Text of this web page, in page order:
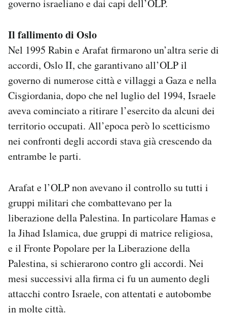
governo israeliano e dai capi dell’OLP.
Il fallimento di Oslo
Nel 1995 Rabin e Arafat firmarono un’altra serie di
accordi, Oslo II, che garantivano all’OLP il
governo di numerose città e villaggi a Gaza e nella
Cisgiordania, dopo che nel luglio del 1994, Israele
aveva cominciato a ritirare l’esercito da alcuni dei
territorio occupati. All’epoca però lo scetticismo
nei confronti degli accordi stava già crescendo da
entrambe le parti.
Arafat e l’OLP non avevano il controllo su tutti i
gruppi militari che combattevano per la
liberazione della Palestina. In particolare Hamas e
la Jihad Islamica, due gruppi di matrice religiosa,
e il Fronte Popolare per la Liberazione della
Palestina, si schierarono contro gli accordi. Nei
mesi successivi alla firma ci fu un aumento degli
attacchi contro Israele, con attentati e autobombe
in molte città.